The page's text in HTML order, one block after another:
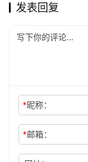
发表回复
*昵称：
*邮箱：